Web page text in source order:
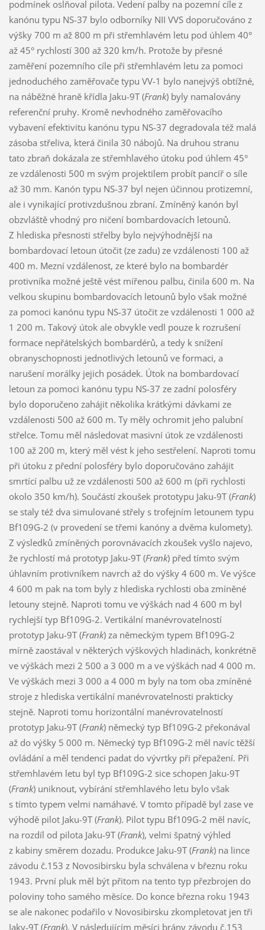
podmínek oslňoval pilota. Vedení palby na pozemní cíle z
kanónu typu NS-37 bylo odborníky NII VVS doporučováno z
výšky 700 m až 800 m při střemhlavém letu pod úhlem 40°
až 45° rychlostí 300 až 320 km/h. Protože by přesné
zaměření pozemního cíle při střemhlavém letu za pomoci
jednoduchého zaměřovače typu VV-1 bylo nanejvýš obtížné,
na náběžné hraně křídla Jaku-9T (Frank) byly namalovány
referenční pruhy. Kromě nevhodného zaměřovacího
vybavení efektivitu kanónu typu NS-37 degradovala též malá
zásoba střeliva, která činila 30 nábojů. Na druhou stranu
tato zbraň dokázala ze střemhlavého útoku pod úhlem 45°
ze vzdálenosti 500 m svým projektilem probít pancíř o síle
až 30 mm. Kanón typu NS-37 byl nejen účinnou protizemní,
ale i vynikající protivzdušnou zbraní. Zmíněný kanón byl
obzvláště vhodný pro ničení bombardovacích letounů.
Z hlediska přesnosti střelby bylo nejvýhodnější na
bombardovací letoun útočit (ze zadu) ze vzdálenosti 100 až
400 m. Mezní vzdálenost, ze které bylo na bombardér
protivníka možné ještě vést mířenou palbu, činila 600 m. Na
velkou skupinu bombardovacích letounů bylo však možné
za pomoci kanónu typu NS-37 útočit ze vzdálenosti 1 000 až
1 200 m. Takový útok ale obvykle vedl pouze k rozrušení
formace nepřátelských bombardérů, a tedy k snížení
obranyschopnosti jednotlivých letounů ve formaci, a
narušení morálky jejich posádek. Útok na bombardovací
letoun za pomoci kanónu typu NS-37 ze zadní polosféry
bylo doporučeno zahájit několika krátkými dávkami ze
vzdálenosti 500 až 600 m. Ty měly ochromit jeho palubní
střelce. Tomu měl následovat masivní útok ze vzdálenosti
100 až 200 m, který měl vést k jeho sestřelení. Naproti tomu
při útoku z přední polosféry bylo doporučováno zahájit
smrtící palbu už ze vzdálenosti 500 až 600 m (při rychlosti
okolo 350 km/h). Součástí zkoušek prototypu Jaku-9T (Frank)
se staly též dva simulované střely s trofejním letounem typu
Bf109G-2 (v provedení se třemi kanóny a dvěma kulomety).
Z výsledků zmíněných porovnávacích zkoušek vyšlo najevo,
že rychlostí má prototyp Jaku-9T (Frank) před tímto svým
úhlavním protivníkem navrch až do výšky 4 600 m. Ve výšce
4 600 m pak na tom byly z hlediska rychlosti oba zmíněné
letouny stejně. Naproti tomu ve výškách nad 4 600 m byl
rychlejší typ Bf109G-2. Vertikální manévrovatelností
prototyp Jaku-9T (Frank) za německým typem Bf109G-2
mírně zaostával v některých výškových hladinách, konkrétně
ve výškách mezi 2 500 a 3 000 m a ve výškách nad 4 000 m.
Ve výškách mezi 3 000 a 4 000 m byly na tom oba zmíněné
stroje z hlediska vertikální manévrovatelnosti prakticky
stejně. Naproti tomu horizontální manévrovatelností
prototyp Jaku-9T (Frank) německý typ Bf109G-2 překonával
až do výšky 5 000 m. Německý typ Bf109G-2 měl navíc těžší
ovládání a měl tendenci padat do vývrtky při přepažení. Při
střemhlavém letu byl typ Bf109G-2 sice schopen Jaku-9T
(Frank) uniknout, vybírání střemhlavého letu bylo však
s tímto typem velmi namáhavé. V tomto případě byl zase ve
výhodě pilot Jaku-9T (Frank). Pilot typu Bf109G-2 měl navíc,
na rozdíl od pilota Jaku-9T (Frank), velmi špatný výhled
z kabiny směrem dozadu. Produkce Jaku-9T (Frank) na lince
závodu č.153 z Novosibirsku byla schválena v březnu roku
1943. První pluk měl být přitom na tento typ přezbrojen do
poloviny toho samého měsíce. Do konce března roku 1943
se ale nakonec podařilo v Novosibirsku zkompletovat jen tři
Jaky-9T (Frank). V následujícím měsíci brány závodu č.153